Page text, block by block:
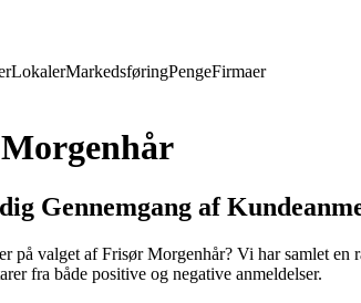
LokalerMarkedsføringPengeFirmaer
Gennemgang af
på valget af Frisør Morgenhår? Vi har samlet
fra både positive og negative anmeldelser.